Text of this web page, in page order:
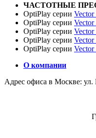
ЧАСТОТНЫЕ
OptiPlay серии Vector
OptiPlay серии
OptiPlay серии Vector
OptiPlay серии
OptiPlay серии Vector
О компании
Адрес офиса в Москве: ул.